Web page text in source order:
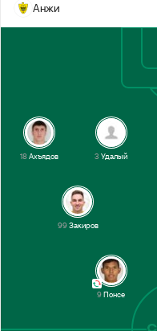
Анжи
18Ахъядов 3 Удалый
99Закиров
9Понсе